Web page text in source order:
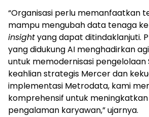
“Organisasi perlu memanfaatkan
mampu mengubah data tenaga
insightyang dapat ditindaklanjuti.
yang didukung AI menghadirkan
untuk memodernisasi pengelolaan
keahlian strategis Mercer dan
implementasi Metrodata, kami
komprehensif untuk
pengalaman karyawan,” ujarnya.